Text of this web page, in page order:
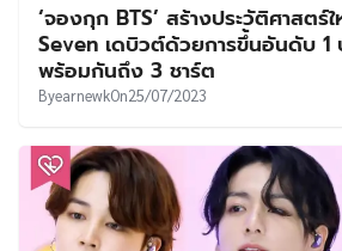
‘จองกุก BTS’ สร้างประวัติศาสตร์
Seven เดบิวต์ด้วยการขึ้นอันดับ
พร้อมกันถึง 3 ชาร์ต
ByearnewkOn25/07/2023